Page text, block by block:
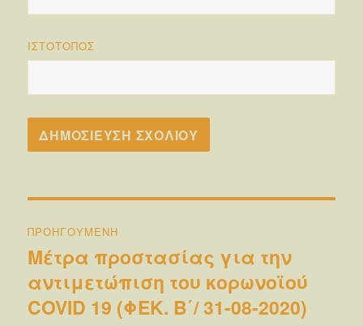
ΙΣΤΌΤΟΠΟΣ
άρθρων
ΠΡΟΗΓΟΎΜΕΝΗ
Προηγούμενο
άρθρο:
Μέτρα προστασίας για την
αντιμετώπιση του κορωνοϊού
COVID 19 (ΦΕΚ. Β΄/ 31-08-2020)